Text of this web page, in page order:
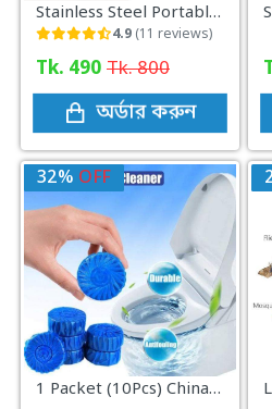
Stainless Steel Portable Mini Stick Knife
4.9 (11 reviews)
Tk. 490 Tk. 800
অর্ডার করুন
32% OFF
1 Packet (10Pcs) China Commode Cleaner Tablet